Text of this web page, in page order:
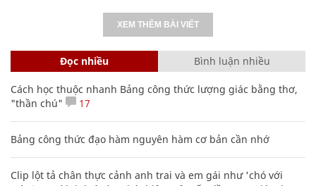
XEM THÊM BÀI VIẾT
Đọc nhiều Bình luận nhiều
Cách học thuộc nhanh Bảng công thức lượng giác bằng thơ,
"thần chú"
17
Bảng công thức đạo hàm nguyên hàm cơ bản cần nhớ
Clip lột tả chân thực cảnh anh trai và em gái như 'chó với